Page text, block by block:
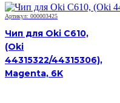
Black
к
картриджу
HP
CLJ
Pro
M154/MFP
Артикул: 000003425
Чип для Oki C610,
(Oki
44315322/44315306),
Magenta, 6K